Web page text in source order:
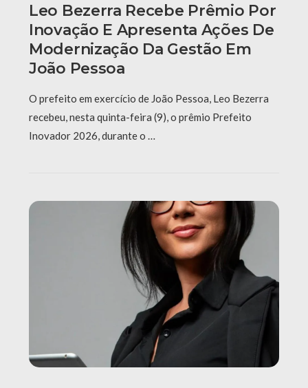
Leo Bezerra Recebe Prêmio Por
Inovação E Apresenta Ações De
Modernização Da Gestão Em
João Pessoa
O prefeito em exercício de João Pessoa, Leo Bezerra
recebeu, nesta quinta-feira (9), o prêmio Prefeito
Inovador 2026, durante o …